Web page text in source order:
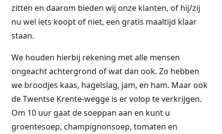
zitten en daarom bieden wij onze klanten, of hij/zij
nu wel iets koopt of niet, een gratis maaltijd klaar
staan.
We houden hierbij rekening met alle mensen
ongeacht achtergrond of wat dan ook. Zo hebben
we broodjes kaas, hagelslag, jam, en ham. Maar ook
de Twentse Krente-wegge is er volop te verkrijgen.
Om 10 uur gaat de soeppan aan en kunt u
groentesoep, champignonsoep, tomaten en